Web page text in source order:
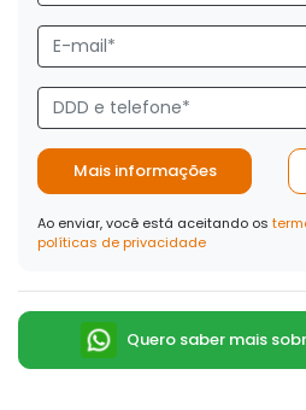
Mais informações
Ao enviar, você está aceitando os
políticas de privacidade
Quero saber mais